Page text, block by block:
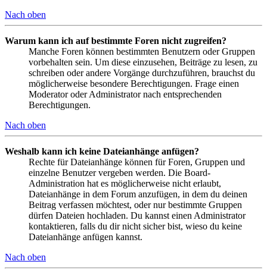
Nach oben
Warum kann ich auf bestimmte Foren nicht zugreifen?
Manche Foren können bestimmten Benutzern oder Gruppen
vorbehalten sein. Um diese einzusehen, Beiträge zu lesen, zu
schreiben oder andere Vorgänge durchzuführen, brauchst du
möglicherweise besondere Berechtigungen. Frage einen
Moderator oder Administrator nach entsprechenden
Berechtigungen.
Nach oben
Weshalb kann ich keine Dateianhänge anfügen?
Rechte für Dateianhänge können für Foren, Gruppen und
einzelne Benutzer vergeben werden. Die Board-
Administration hat es möglicherweise nicht erlaubt,
Dateianhänge in dem Forum anzufügen, in dem du deinen
Beitrag verfassen möchtest, oder nur bestimmte Gruppen
dürfen Dateien hochladen. Du kannst einen Administrator
kontaktieren, falls du dir nicht sicher bist, wieso du keine
Dateianhänge anfügen kannst.
Nach oben